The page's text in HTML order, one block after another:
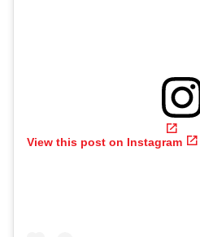
View this post on Instagram